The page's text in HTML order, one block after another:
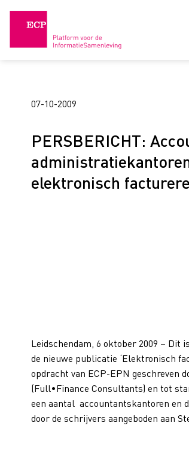
07-10-2009
PERSBERICHT:
elektronisch
Leidschendam, 6 oktober 2009 – Dit
de nieuwe publicatie ‘Elektronisch
opdracht van ECP-EPN geschreven
(Full•Finance Consultants) en tot
een aantal accountantskantoren en
door de schrijvers aangeboden aan